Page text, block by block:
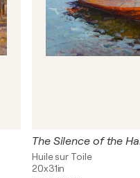
The Silence of the
Huile sur Toile
20x31in